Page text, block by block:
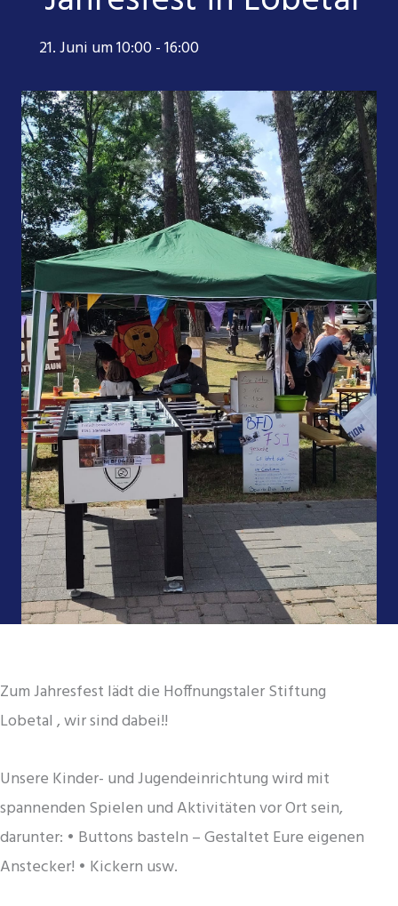
21. Juni um 10:00-16:00
Zum Jahresfest lädt die Hoffnungstaler Stiftung
Lobetal , wir sind dabei!!
Unsere Kinder- und Jugendeinrichtung wird mit
spannenden Spielen und Aktivitäten vor Ort sein,
darunter: • Buttons basteln – Gestaltet Eure eigenen
Anstecker! • Kickern usw.